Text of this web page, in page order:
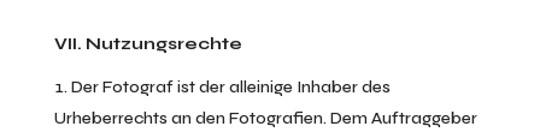
VII. Nutzungsrechte
Der Fotograf ist der alleinige Inhaber des
Urheberrechts an den Fotografien. Dem Auftraggeber